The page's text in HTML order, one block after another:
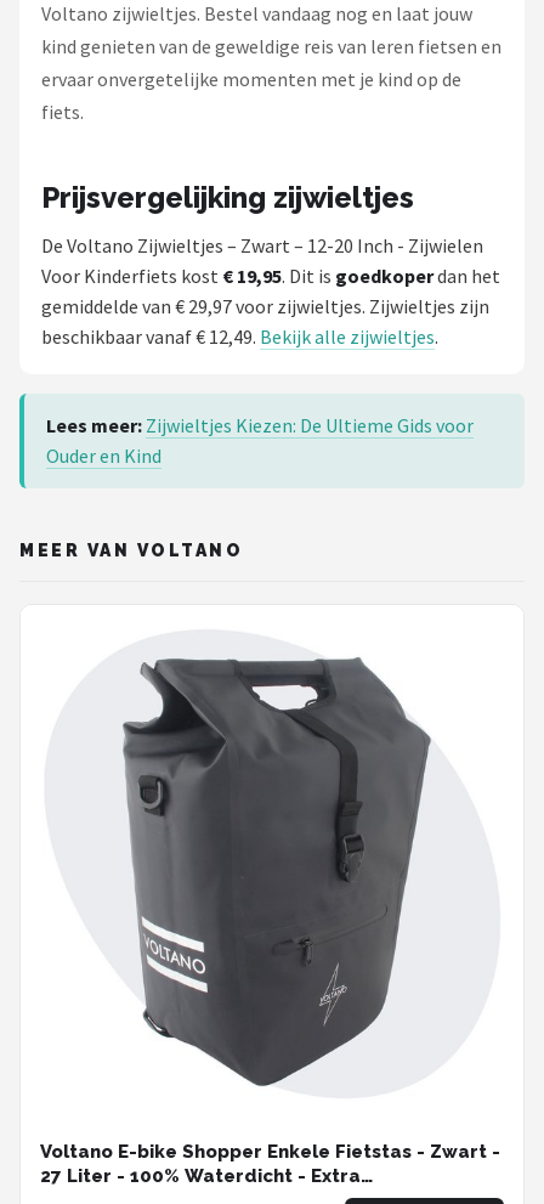
Voltano zijwieltjes. Bestel vandaag nog en laat jouw
kind genieten van de geweldige reis van leren fietsen en
ervaar onvergetelijke momenten met je kind op de
fiets.
Prijsvergelijking zijwieltjes
De Voltano Zijwieltjes – Zwart – 12-20 Inch - Zijwielen
Voor Kinderfiets kost € 19,95. Dit is goedkoperdan het
gemiddelde van € 29,97 voor zijwieltjes. Zijwieltjes zijn
beschikbaar vanaf € 12,49. Bekijk alle zijwieltjes.
Lees meer: Zijwieltjes Kiezen: De Ultieme Gids voor
Ouder en Kind
MEER VAN VOLTANO
Voltano E-bike Shopper Enkele Fietstas - Zwart -
27 Liter - 100% Waterdicht - Extra